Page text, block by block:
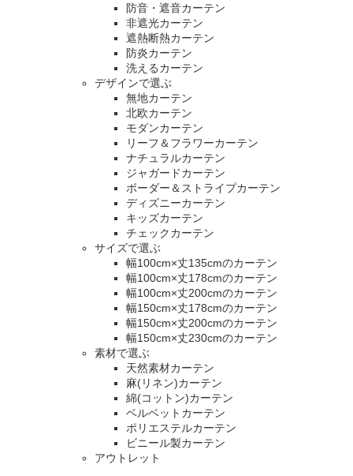
防音・遮音カーテン
非遮光カーテン
遮熱断熱カーテン
防炎カーテン
洗えるカーテン
デザインで選ぶ
無地カーテン
北欧カーテン
モダンカーテン
リーフ＆フラワーカーテン
ナチュラルカーテン
ジャガードカーテン
ボーダー＆ストライプカーテン
ディズニーカーテン
キッズカーテン
チェックカーテン
サイズで選ぶ
幅100cm×丈135cmのカーテン
幅100cm×丈178cmのカーテン
幅100cm×丈200cmのカーテン
幅150cm×丈178cmのカーテン
幅150cm×丈200cmのカーテン
幅150cm×丈230cmのカーテン
素材で選ぶ
天然素材カーテン
麻(リネン)カーテン
綿(コットン)カーテン
ベルベットカーテン
ポリエステルカーテン
ビニール製カーテン
アウトレット